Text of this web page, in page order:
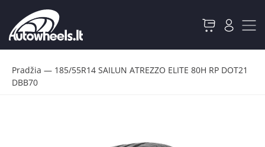
Pradžia — 185/55R14 SAILUN ATREZZO ELITE 80H RP DOT21
DBB70